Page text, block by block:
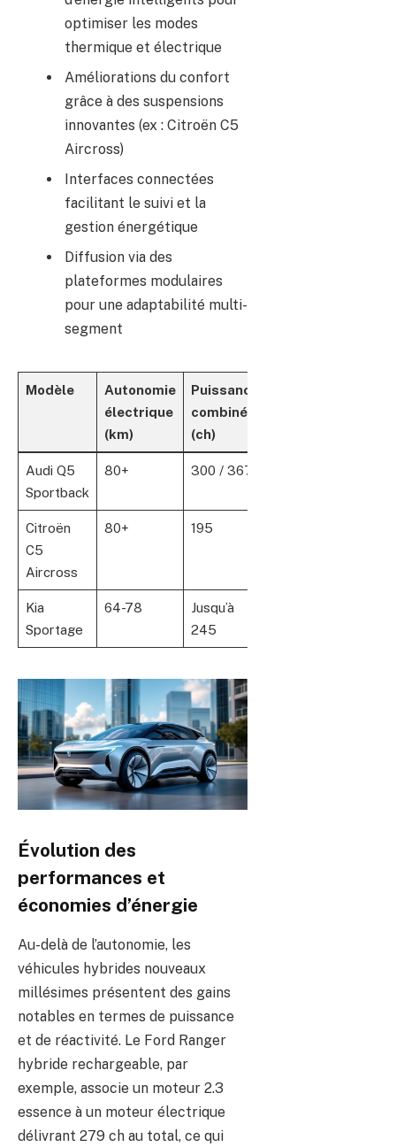
optimiser les modes
thermique et électrique
Améliorations du confort
grâce à des suspensions
innovantes (ex : Citroën C5
Aircross)
Interfaces connectées
facilitant le suivi et la
gestion énergétique
Diffusion via des
plateformes modulaires
pour une adaptabilité multi-
segment
Modèle
Autonomie
électrique
(km)
Puissance
combinée
(ch)
Audi Q5
Sportback
80+ 300 / 367
Citroën
C5
Aircross
80+ 195
Kia
Sportage
64-78
Jusqu’à
245
Évolution des
performances et
économies d’énergie
Au-delà de l’autonomie, les
véhicules hybrides nouveaux
millésimes présentent des gains
notables en termes de puissance
et de réactivité. Le Ford Ranger
hybride rechargeable, par
exemple, associe un moteur 2.3
essence à un moteur électrique
délivrant 279 ch au total, ce qui